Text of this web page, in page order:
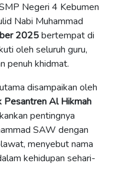
Negeri 4 Kebumen
Nabi Muhammad
2025bertempat di
oleh seluruh guru,
penuh khidmat.
disampaikan oleh
Pesantren Al Hikmah
pentingnya
SAW dengan
menyebut nama
kehidupan sehari-